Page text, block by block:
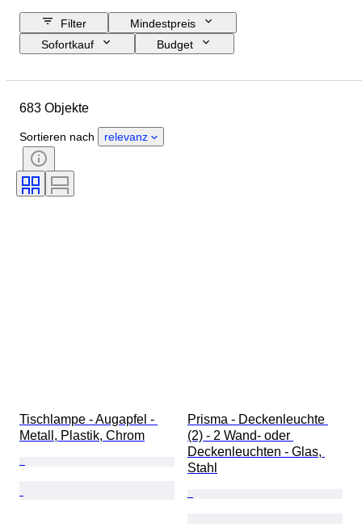
Filter
Mindestpreis
Sofortkauf
Budget
Objekt
Zustand
Stil
Unterschrift
Verkauft von
Epoche
683 Objekte
Sortieren nach relevanz
Tischlampe - Augapfel -
Metall, Plastik, Chrom
Prisma - Deckenleuchte
(2) - 2 Wand- oder
Deckenleuchten - Glas,
Stahl